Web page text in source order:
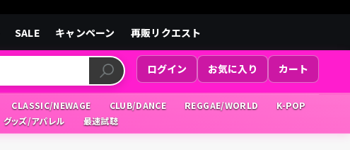
SALE キャンペーン 再販リクエスト
ログイン お気に入り カート
CLASSIC/NEWAGE CLUB/DANCE REGGAE/WORLD
K-POP
グッズ/アパレル 最速試聴